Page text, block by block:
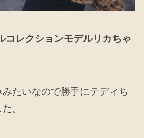
コレクションモデルリカちゃ
みたいなので勝手にテディち
。